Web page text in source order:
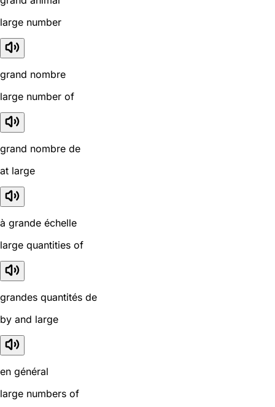
large number
grand nombre
large number of
grand nombre de
at large
à grande échelle
large quantities of
grandes quantités de
by and large
en général
large numbers of